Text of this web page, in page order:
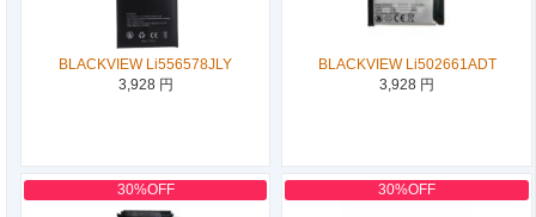
BLACKVIEW Li556578JLY
3,928 円
BLACKVIEW Li502661ADT
3,928 円
30%OFF 30%OFF